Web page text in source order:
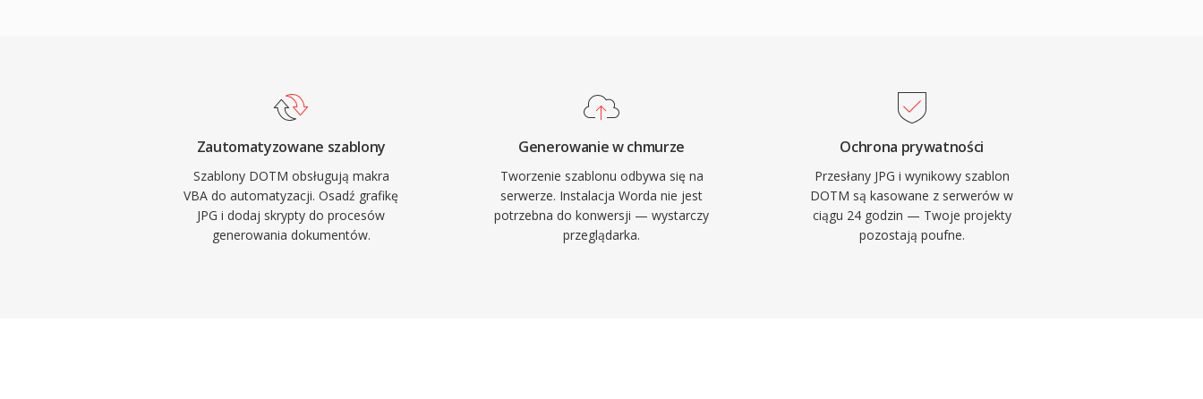
Zautomatyzowane szablony
Szablony DOTM obsługują makra
VBA do automatyzacji. Osadź grafikę
JPG i dodaj skrypty do procesów
generowania dokumentów.
Generowanie w chmurze
Tworzenie szablonu odbywa się na
serwerze. Instalacja Worda nie jest
potrzebna do konwersji — wystarczy
przeglądarka.
Ochrona prywatności
Przesłany JPG i wynikowy szablon
DOTM są kasowane z serwerów w
ciągu 24 godzin — Twoje projekty
pozostają poufne.